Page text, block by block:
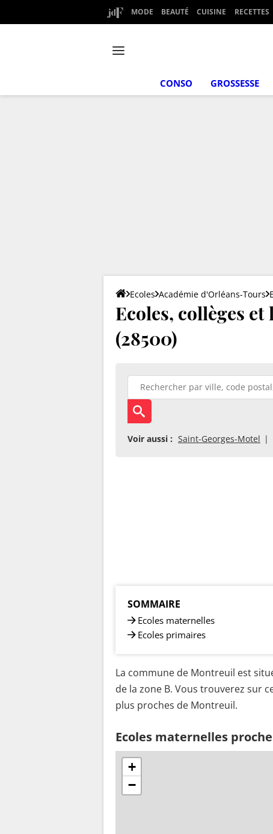
MODE BEAUTÉ CUISINE RECETTES
CONSO GROSSESSE
Ecoles Académie d'Orléans-Tours
Ecoles, collèges
(28500)
Voir aussi : Saint-Georges-Motel
SOMMAIRE
Ecoles maternelles
Ecoles primaires
La commune de Montreuil est
de la zone B. Vous trouverez sur
plus proches de Montreuil.
Ecoles maternelles
+
−